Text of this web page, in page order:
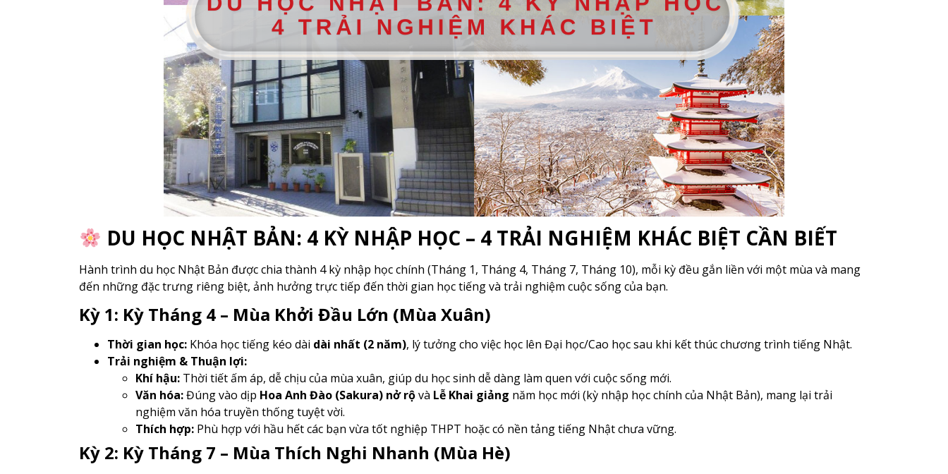
DU HỌC NHẬT BẢN: 4 KỲ NHẬP HỌC – 4 TRẢI NGHIỆM KHÁC BIỆT CẦN BIẾT
Hành trình du học Nhật Bản được chia thành 4 kỳ nhập học chính (Tháng 1, Tháng 4, Tháng 7, Tháng 10), mỗi kỳ đều gắn liền với một mùa và mang
đến những đặc trưng riêng biệt, ảnh hưởng trực tiếp đến thời gian học tiếng và trải nghiệm cuộc sống của bạn.
Kỳ 1: Kỳ Tháng 4 – Mùa Khởi Đầu Lớn (Mùa Xuân)
Thời gian học: Khóa học tiếng kéo dài dài nhất (2 năm), lý tưởng cho việc học lên Đại học/Cao học sau khi kết thúc chương trình tiếng Nhật.
Trải nghiệm & Thuận lợi:
Khí hậu: Thời tiết ấm áp, dễ chịu của mùa xuân, giúp du học sinh dễ dàng làm quen với cuộc sống mới.
Văn hóa:Đúng vào dịp Hoa Anh Đào (Sakura) nở rộvà Lễ Khai giảng năm học mới (kỳ nhập học chính của Nhật Bản), mang lại trải
nghiệm văn hóa truyền thống tuyệt vời.
Thích hợp: Phù hợp với hầu hết các bạn vừa tốt nghiệp THPT hoặc có nền tảng tiếng Nhật chưa vững.
Kỳ 2: Kỳ Tháng 7 – Mùa Thích Nghi Nhanh (Mùa Hè)